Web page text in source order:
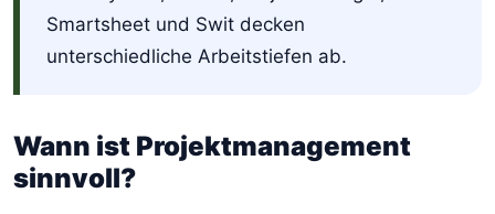
Smartsheet und Swit decken
unterschiedliche Arbeitstiefen ab.
Wann ist Projektmanagement
sinnvoll?